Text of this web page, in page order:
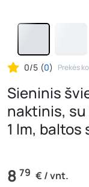
0/5 (0) Prekės
Sieninis
naktinis, su
1 lm, baltos
8 79 € / vnt.